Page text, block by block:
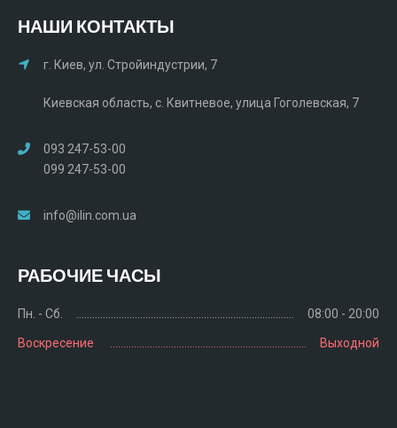
НАШИ КОНТАКТЫ
г. Киев, ул. Стройиндустрии, 7
Киевская область, с. Квитневое, улица Гоголевская, 7
093 247-53-00
099 247-53-00
info@ilin.com.ua
РАБОЧИЕ ЧАСЫ
Пн. - Сб. 08:00 - 20:00
Воскресение Выходной